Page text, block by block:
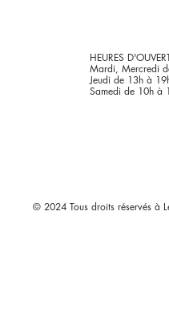
HEURES
Mardi, Mercredi
Jeudi de 13h à
Samedi de 10h à
© 2024 Tous droits réservés à